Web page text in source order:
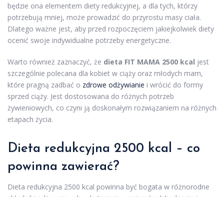
będzie ona elementem diety redukcyjnej, a dla tych, którzy
potrzebują mniej, może prowadzić do przyrostu masy ciała.
Dlatego ważne jest, aby przed rozpoczęciem jakiejkolwiek diety
ocenić swoje indywidualne potrzeby energetyczne.
Warto również zaznaczyć, że dieta FIT MAMA 2500 kcal jest
szczególnie polecana dla kobiet w ciąży oraz młodych mam,
które pragną zadbać o zdrowe odżywianie i wrócić do formy
sprzed ciąży. Jest dostosowana do różnych potrzeb
żywieniowych, co czyni ją doskonałym rozwiązaniem na różnych
etapach życia.
Dieta redukcyjna 2500 kcal – co
powinna zawierać?
Dieta redukcyjna 2500 kcal powinna być bogata w różnorodne